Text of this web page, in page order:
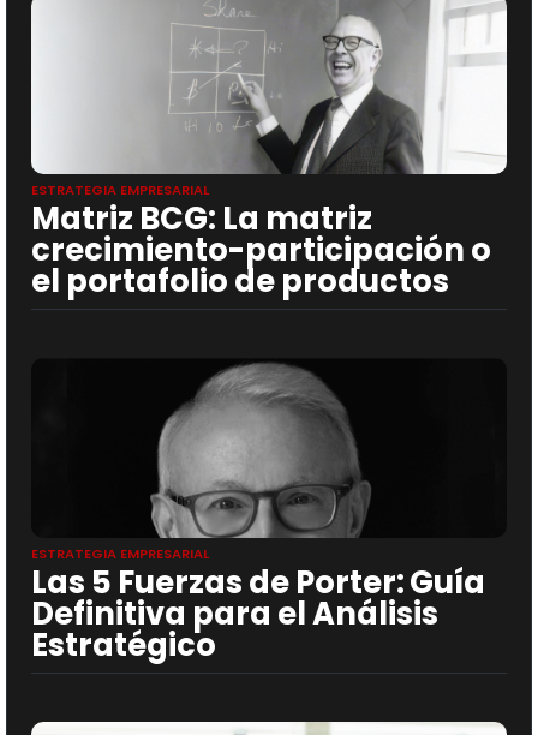
ESTRATEGIA EMPRESARIAL
Matriz BCG: La matriz
crecimiento-participación o
el portafolio de productos
ESTRATEGIA EMPRESARIAL
Las 5 Fuerzas de Porter: Guía
Definitiva para el Análisis
Estratégico